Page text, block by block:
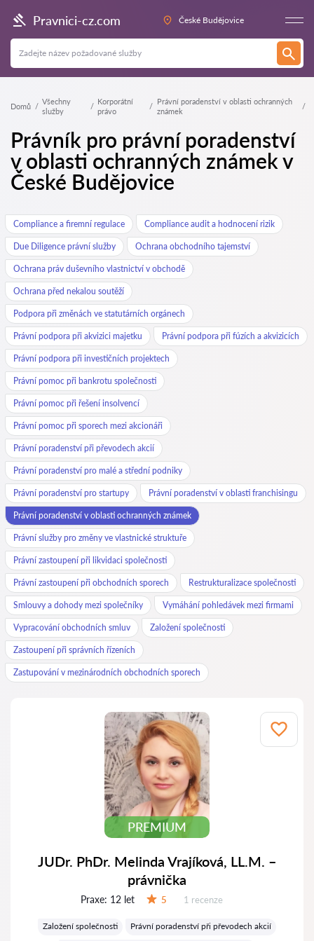
Pravnici-cz.com České Budějovice
Domů
Všechny
služby
Korporátní
právo
Právní poradenství v oblasti ochranných
známek
Právník pro právní poradenství
v oblasti ochranných známek v
České Budějovice
Compliance a firemní regulace Compliance audit a hodnocení rizik
Due Diligence právní služby Ochrana obchodního tajemství
Ochrana práv duševního vlastnictví v obchodě
Ochrana před nekalou soutěží
Podpora při změnách ve statutárních orgánech
Právní podpora při akvizici majetku Právní podpora při fúzích a akvizicích
Právní podpora při investičních projektech
Právní pomoc při bankrotu společnosti
Právní pomoc při řešení insolvencí
Právní pomoc při sporech mezi akcionáři
Právní poradenství při převodech akcií
Právní poradenství pro malé a střední podniky
Právní poradenství pro startupy Právní poradenství v oblasti franchisingu
Právní poradenství v oblasti ochranných známek
Právní služby pro změny ve vlastnické struktuře
Právní zastoupení při likvidaci společnosti
Právní zastoupení při obchodních sporech Restrukturalizace společnosti
Smlouvy a dohody mezi společníky Vymáhání pohledávek mezi firmami
Vypracování obchodních smluv Založení společnosti
Zastoupení při správních řízeních
Zastupování v mezinárodních obchodních sporech
PREMIUM
JUDr. PhDr. Melinda Vrajíková, LL.M. –
právnička
Praxe: 12 let 5 Recenzí:
1 recenze
Založení společnosti
Právní poradenství při převodech akcií